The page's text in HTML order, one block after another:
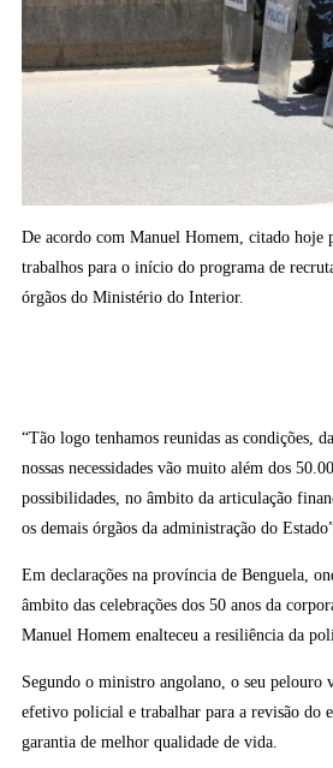
De acordo com Manuel Homem, citado hoje
trabalhos para o início do programa de
órgãos do Ministério do Interior.
“Tão logo tenhamos reunidas as condições,
nossas necessidades vão muito além dos
possibilidades, no âmbito da articulação
os demais órgãos da administração do
Em declarações na província de Benguela,
âmbito das celebrações dos 50 anos da
Manuel Homem enalteceu a resiliência da
Segundo o ministro angolano, o seu pelouro
efetivo policial e trabalhar para a revisão do
garantia de melhor qualidade de vida.